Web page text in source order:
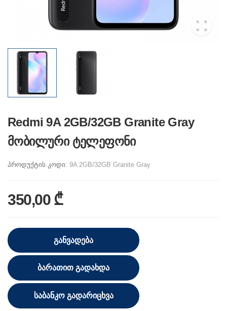
Redmi 9A 2GB/32GB Granite Gray
მობილური ტელეფონი
პროდუქტის კოდი: 9A 2GB/32GB Granite Gray
350,00 ₾
ᲒᲐᲜᲕᲐᲓᲔᲑᲐ
ᲑᲐᲠᲐᲗᲘᲗ ᲒᲐᲓᲐᲮᲓᲐ
ᲡᲐᲑᲐᲜᲙᲝ ᲒᲐᲓᲐᲠᲘᲪᲮᲕᲐ